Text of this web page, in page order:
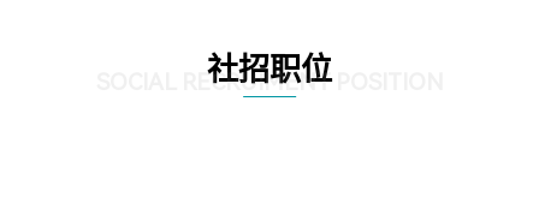
社招职位
SOCIAL RECRUIMENT POSITION